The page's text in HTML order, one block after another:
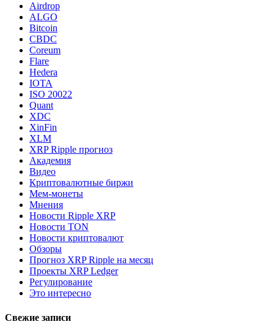
Airdrop
ALGO
Bitcoin
CBDC
Coreum
Flare
Hedera
IOTA
ISO 20022
Quant
XDC
XinFin
XLM
XRP Ripple прогноз
Академия
Видео
Криптовалютные биржи
Мем-монеты
Мнения
Новости Ripple XRP
Новости TON
Новости криптовалют
Обзоры
Прогноз XRP Ripple на месяц
Проекты XRP Ledger
Регулирование
Это интересно
Свежие записи